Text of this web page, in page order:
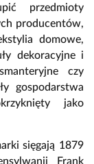
przedmioty
producentów,
domowe,
dekoracyjne i
czy
gospodarstwa
jako
sięgają 1879
Frank